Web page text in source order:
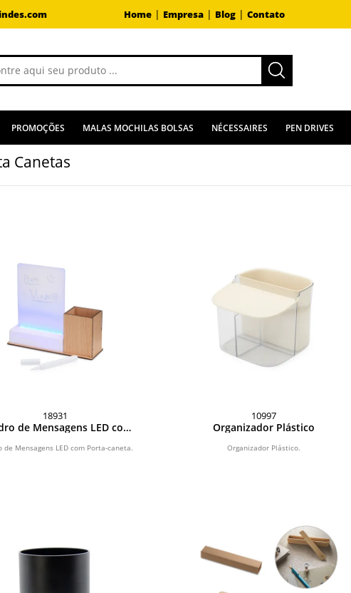
Home| Empresa| Blog| Contato
PROMOÇÕES MALAS MOCHILAS BOLSAS NÉCESSAIRES PEN DRIVES
Canetas
18931
de Mensagens LED com
de Mensagens LED com Porta-caneta.
10997
Organizador Plástico
Organizador Plástico.